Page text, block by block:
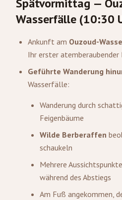
Spätvormittag —
Wasserfälle (10:30
Ankunft am Ouzoud-
Ihr erster atemberaubender
Geführte Wanderung
Wasserfälle:
Wanderung durch
Feigenbäume
Wilde Berberaffen
schaukeln
Mehrere
während des Abstiegs
Am Fuß angekommen,